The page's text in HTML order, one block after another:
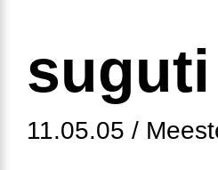
suguti
11.05.05 /